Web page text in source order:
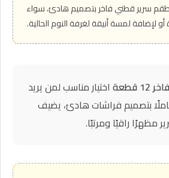
سرير قطني فاخر بتصميم هادئ، سواء
لإضافة لمسة أنيقة لغرفة النوم الحالية.
اختيار مناسب لمن يريد
بتصميم فراشات هادئ، يضيف
مظهرًا راقيًا ومرتبًا.